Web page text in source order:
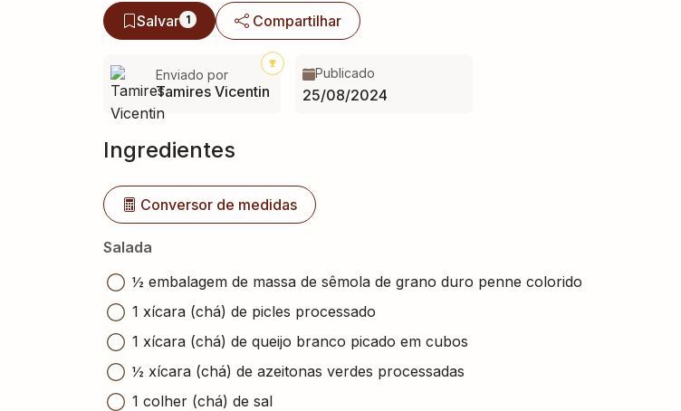
Salvar 1 Compartilhar
Enviado por
Tamires Vicentin
Publicado
25/08/2024
Ingredientes
Conversor de medidas
Salada
½ embalagem de massa de sêmola de grano duro penne colorido
1 xícara (chá) de picles processado
1 xícara (chá) de queijo branco picado em cubos
½ xícara (chá) de azeitonas verdes processadas
1 colher (chá) de sal